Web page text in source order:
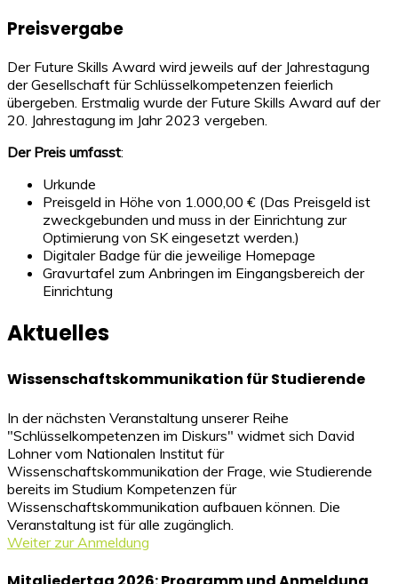
Preisvergabe
Der Future Skills Award wird jeweils auf der Jahrestagung
der Gesellschaft für Schlüsselkompetenzen feierlich
übergeben. Erstmalig wurde der Future Skills Award auf der
20. Jahrestagung im Jahr 2023 vergeben.
Der Preis umfasst:
Urkunde
Preisgeld in Höhe von 1.000,00 € (Das Preisgeld ist
zweckgebunden und muss in der Einrichtung zur
Optimierung von SK eingesetzt werden.)
Digitaler Badge für die jeweilige Homepage
Gravurtafel zum Anbringen im Eingangsbereich der
Einrichtung
Aktuelles
Wissenschaftskommunikation für Studierende
In der nächsten Veranstaltung unserer Reihe
"Schlüsselkompetenzen im Diskurs" widmet sich David
Lohner vom Nationalen Institut für
Wissenschaftskommunikation der Frage, wie Studierende
bereits im Studium Kompetenzen für
Wissenschaftskommunikation aufbauen können. Die
Veranstaltung ist für alle zugänglich.
Weiter zur Anmeldung